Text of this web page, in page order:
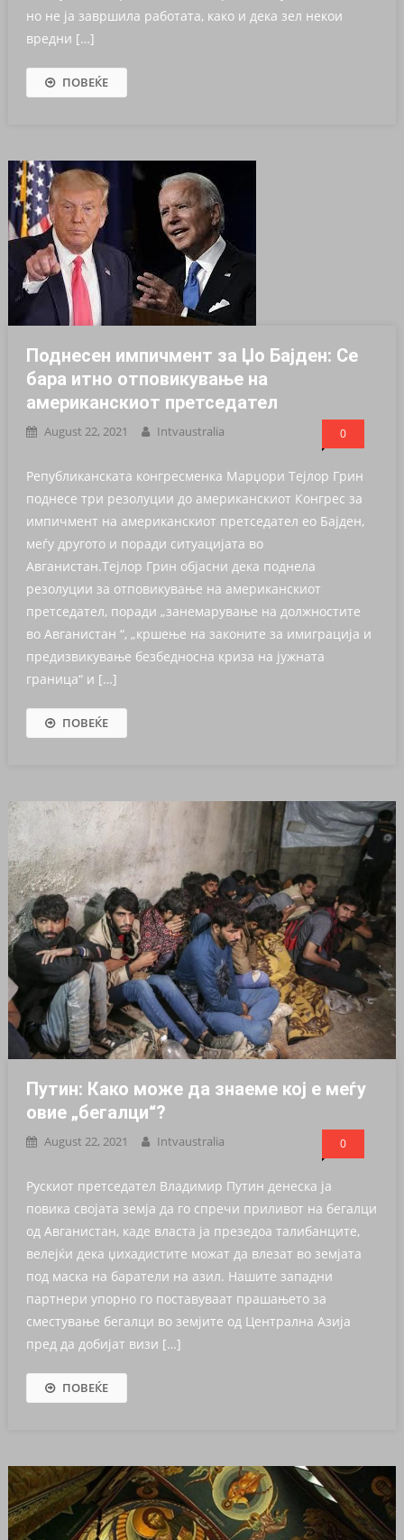
но не ја завршила работата, како и дека зел некои
вредни […]
ПОВЕЌЕ
Поднесен импичмeнт за Џо Бајден: Се
бара итно отповикување на
американскиот претседател
August 22, 2021 Intvaustralia 0
Републиканската конгресменка Марџори Тејлор Грин
поднесе три резолуции до американскиот Конгрес за
импичмент на американскиот претседател eо Бајден,
меѓу другото и поради ситуацијата во
Авганистан.Тејлор Грин објасни дека поднела
резолуции за отповикување на американскиот
претседател, поради „занемарување на должностите
во Авганистан “, „кршење на законите за имиграција и
предизвикување безбедносна криза на јужната
граница“ и […]
ПОВЕЌЕ
Путин: Како може да знаеме кој е меѓу
овие „бегалци“?
August 22, 2021 Intvaustralia 0
Рускиот претседател Владимир Путин денеска ја
повика својата земја да го спречи приливот на бегалци
од Авганистан, каде власта ја презедоа талибанците,
велејќи дека џихадистите можат да влезат во земјата
под маска на баратели на азил. Нашите западни
партнери упорно го поставуваат прашањето за
сместување бегалци во земјите од Централна Азија
пред да добијат визи […]
ПОВЕЌЕ